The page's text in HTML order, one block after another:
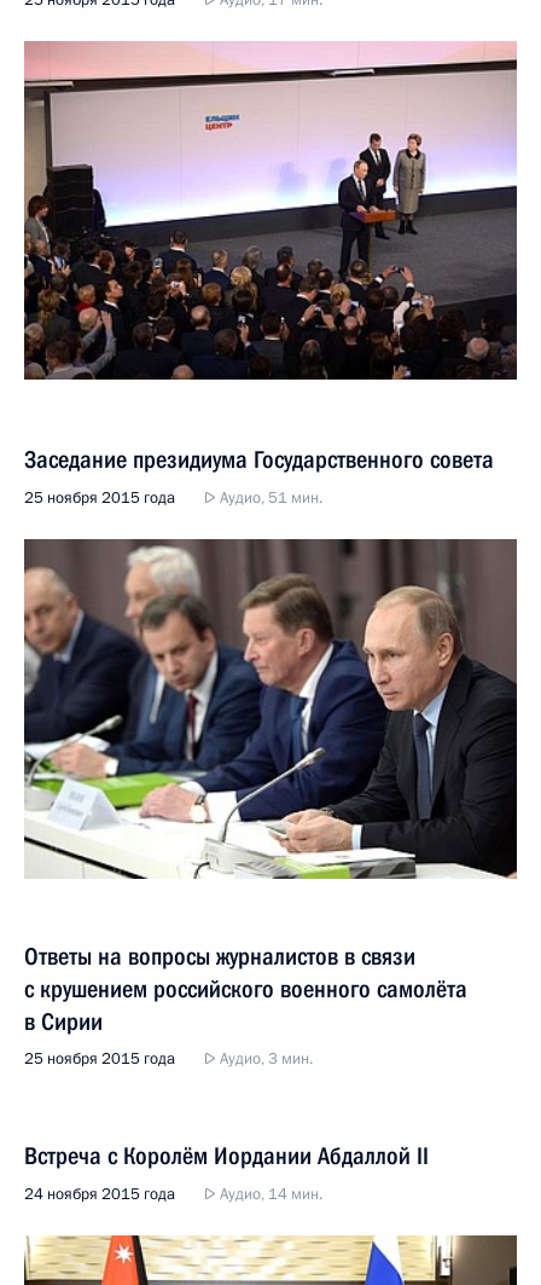
Заседание президиума Государственного совета
25 ноября 2015 года Аудио, 51 мин.
Ответы на вопросы журналистов в связи
с крушением российского военного самолёта
в Сирии
25 ноября 2015 года Аудио, 3 мин.
Встреча с Королём Иордании Абдаллой II
24 ноября 2015 года Аудио, 14 мин.